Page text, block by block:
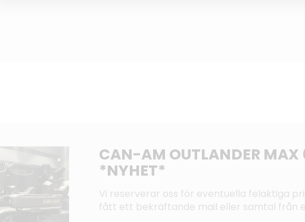
CAN-AM OUTLANDER MAX
*NYHET*
Vi reserverar oss för eventuella felaktiga
fått ett bekräftande mail eller samtal från